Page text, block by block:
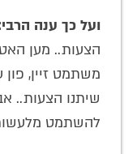
ועל כך ענה
הצעות.. מען האט
משתמט זיין,
שיתנו הצעות..
להשתמט